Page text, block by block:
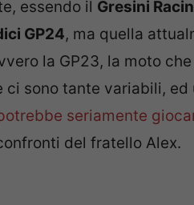
essendo il Gresini
GP24, ma quella
la GP23, la moto
ci sono tante variabili, ed
seriamente
del fratello Alex.